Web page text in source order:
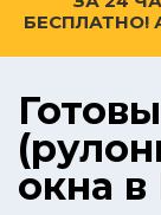
БЕСПЛАТНО!
окна